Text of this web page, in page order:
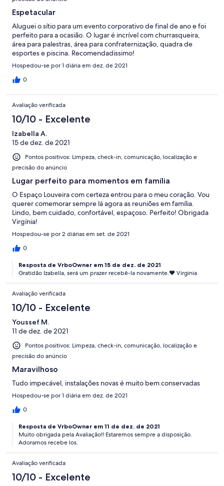
Espetacular
Aluguei o sítio para um evento corporativo de final de ano e foi
perfeito para a ocasião. O lugar é incrível com churrasqueira,
área para palestras, área para confraternização, quadra de
esportes e piscina. Recomendadissimo!
Hospedou-se por 1 diária em dez. de 2021
0
Avaliação verificada
10/10 - Excelente
Izabella A.
15 de dez. de 2021
Pontos positivos: Limpeza, check-in, comunicação, localização e
precisão do anúncio
Lugar perfeito para momentos em família
O Espaço Louveira com certeza entrou para o meu coração. Vou
querer comemorar sempre lá agora as reuniões em família.
Lindo, bem cuidado, confortável, espaçoso. Perfeito! Obrigada
Virgínia!
Hospedou-se por 2 diárias em set. de 2021
0
Resposta de VrboOwner em 15 de dez. de 2021
Gratidão Izabella, será um prazer recebê-la novamente.❤ Virginia
Avaliação verificada
10/10 - Excelente
Youssef M.
11 de dez. de 2021
Pontos positivos: Limpeza, check-in, comunicação, localização e
precisão do anúncio
Maravilhoso
Tudo impecável, instalações novas é muito bem conservadas
Hospedou-se por 1 diária em dez. de 2021
0
Resposta de VrboOwner em 11 de dez. de 2021
Muito obrigada pela Avaliação!! Estaremos sempre a disposição.
Adoramos recebe los.
Avaliação verificada
10/10 - Excelente